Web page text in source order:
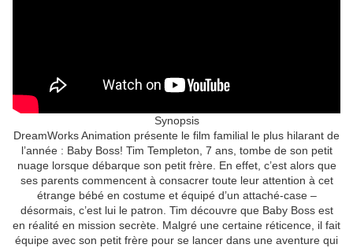
Synopsis
DreamWorks Animation présente le film familial le plus hilarant de
l’année : Baby Boss! Tim Templeton, 7 ans, tombe de son petit
nuage lorsque débarque son petit frère. En effet, c’est alors que
ses parents commencent à consacrer toute leur attention à cet
étrange bébé en costume et équipé d’un attaché-case –
désormais, c’est lui le patron. Tim découvre que Baby Boss est
en réalité en mission secrète. Malgré une certaine réticence, il fait
équipe avec son petit frère pour se lancer dans une aventure qui